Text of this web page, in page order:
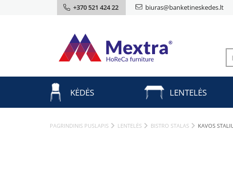
+370 521 424 22 biuras@banketineskedes.lt
KĖDĖS LENTELĖS
PAGRINDINIS PUSLAPIS LENTELĖS BISTRO STALAS KAVOS